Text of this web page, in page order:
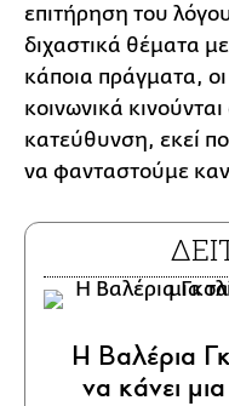
επιτήρηση του
διχαστικά θέματα
κάποια πράγματα,
κοινωνικά
κατεύθυνση, εκεί
να φανταστούμε
Η Βαλέρια
να κάνει